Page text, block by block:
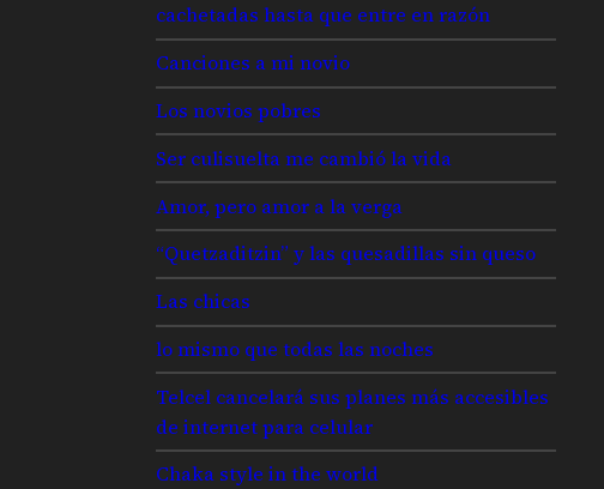
cachetadas hasta que entre en razón
Canciones a mi novio
Los novios pobres
Ser culisuelta me cambió la vida
Amor, pero amor a la verga
“Quetzaditzin” y las quesadillas sin queso
Las chicas
lo mismo que todas las noches
Telcel cancelará sus planes más accesibles
de internet para celular
Chaka style in the world